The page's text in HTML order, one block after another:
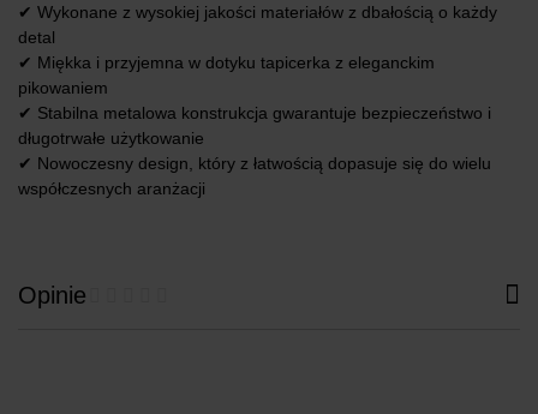
✔ Wykonane z wysokiej jakości materiałów z dbałością o każdy
detal
✔ Miękka i przyjemna w dotyku tapicerka z eleganckim
pikowaniem
✔ Stabilna metalowa konstrukcja gwarantuje bezpieczeństwo i
długotrwałe użytkowanie
✔ Nowoczesny design, który z łatwością dopasuje się do wielu
współczesnych aranżacji
Opinie